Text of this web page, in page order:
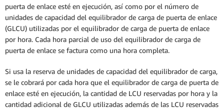
puerta de enlace esté en ejecución, así como por el número de
unidades de capacidad del equilibrador de carga de puerta de enlace
(GLCU) utilizadas por el equilibrador de carga de puerta de enlace
por hora. Cada hora parcial de uso del equilibrador de carga de
puerta de enlace se factura como una hora completa.
Si usa la reserva de unidades de capacidad del equilibrador de carga,
se le cobrará por cada hora que el equilibrador de carga de puerta de
enlace esté en ejecución, la cantidad de LCU reservadas por hora y la
cantidad adicional de GLCU utilizadas además de las LCU reservadas